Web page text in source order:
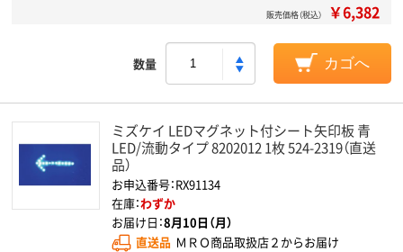
販売価格（税込） ￥6,382
数量 カゴへ
ミズケイ LEDマグネット付シート矢印板 青
LED/流動タイプ 8202012 1枚 524-2319（直送
品）
お申込番号：RX91134
在庫：わずか
お届け日：8月10日（月）
直送品 ＭＲＯ商品取扱店２からお届け